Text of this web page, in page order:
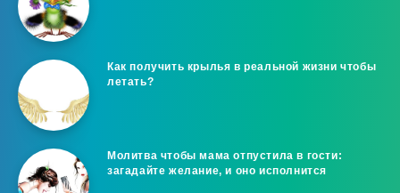
Как получить крылья в реальной жизни чтобы
летать?
Молитва чтобы мама отпустила в гости:
загадайте желание, и оно исполнится